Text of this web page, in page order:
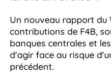
Un nouveau rapport du
contributions de F4B,
banques centrales et
d'agir face au risque
précédent.